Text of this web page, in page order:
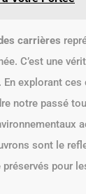
carrières
C’est une
explorant ces
notre passé
sont le
préservés pour